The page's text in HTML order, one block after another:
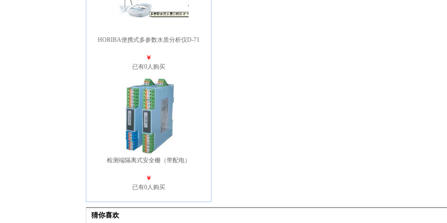
HORIBA便携式多参数水质分析仪D-71
￥
已有0人购买
检测端隔离式安全栅（带配电）
￥
已有0人购买
猜你喜欢